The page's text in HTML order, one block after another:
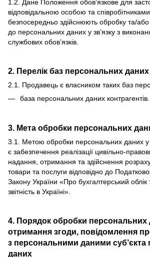
1.2. Дане Положення обов’язкове для
відповідальною особою та
безпосередньо здійснюють обробку та/
до персональних даних у зв’язку з
службових обов’язків.
2. Перелік баз персональних даних
2.1. Продавець є власником таких баз
база персональних даних контрагентів.
3. Мета обробки персональних
3.1. Метою обробки персональних даних у
є забезпечення реалізації цивільно-
надання, отримання та здійснення
товари та послуги відповідно до
Закону України «Про бухгалтерський
звітність в Україні».
4. Порядок обробки персональних
отримання згоди, повідомлення
з персональними даними суб’єкта
даних